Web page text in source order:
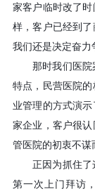
家客户临时改了
样，客户已经到
我们还是决定奋力
那时我们医
特点，民营医院
业管理的方式演
家企业，客户很
管医院的初衷不谋
正因为抓住
第一次上门拜访